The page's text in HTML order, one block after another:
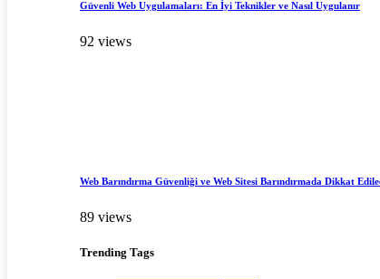
Güvenli Web Uygulamaları: En İyi Teknikler ve Nasıl Uygulanır
92 views
Web Barındırma Güvenliği ve Web Sitesi Barındırmada Dikkat
89 views
Trending Tags